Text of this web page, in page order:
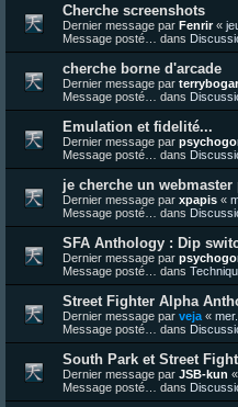
Cherche screenshots
Dernier message par Fenrir«
Message posté… dans
cherche borne d'arcade
Dernier message par
Message posté… dans
Emulation et fidelité...
Dernier message par
Message posté… dans
je cherche un webmaster
Dernier message par xpapis «
Message posté… dans
SFA Anthology : Dip
Dernier message par
Message posté… dans
Street Fighter Alpha
Dernier message par veja «
Message posté… dans
South Park et Street
Dernier message par JSB-kun «
Message posté… dans